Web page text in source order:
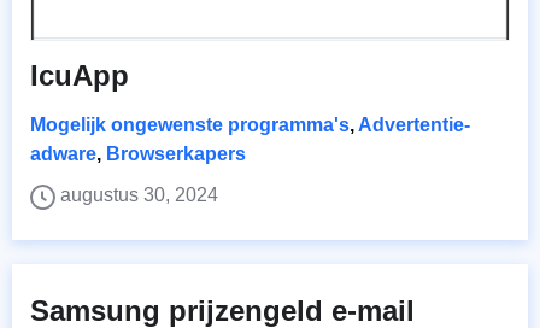
IcuApp
Mogelijk ongewenste programma's, Advertentie-
adware, Browserkapers
augustus 30, 2024
Samsung prijzengeld e-mail